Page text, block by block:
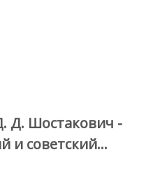
Д. Шостакович -
и советский…